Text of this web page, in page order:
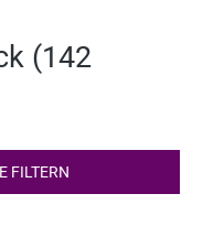
(142
FILTERN